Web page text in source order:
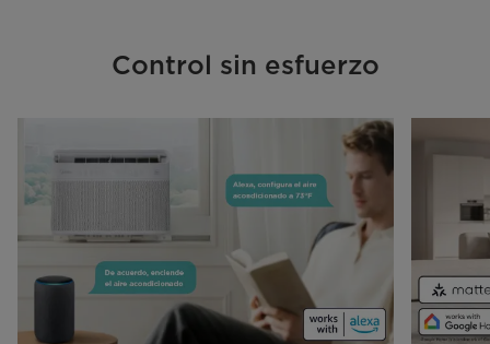
Control sin esfuerzo